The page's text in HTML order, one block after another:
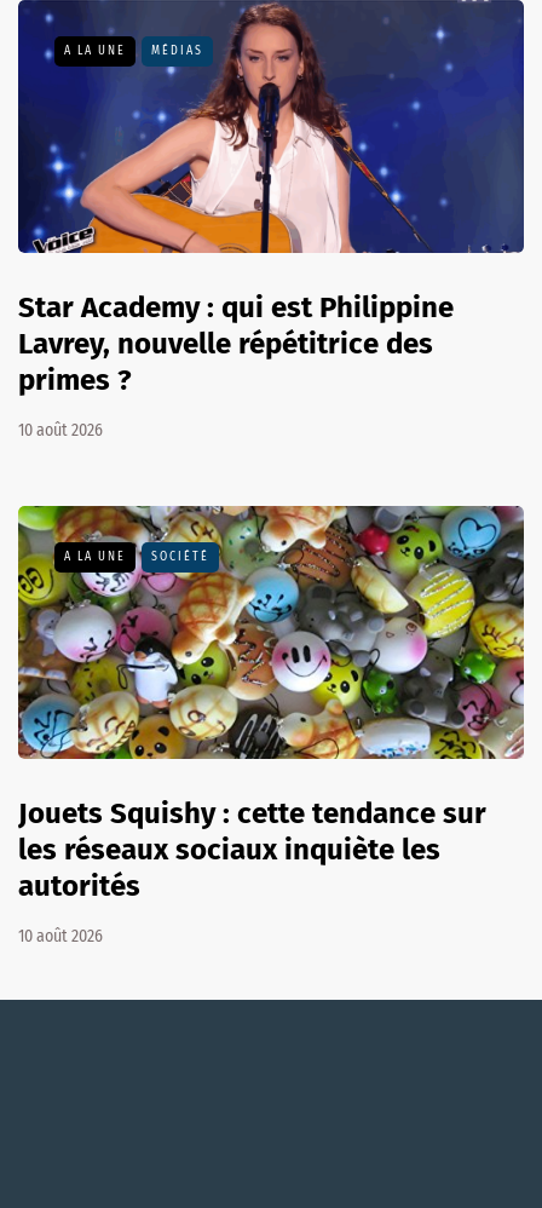
A LA UNE MÉDIAS
Star Academy : qui est Philippine
Lavrey, nouvelle répétitrice des
primes ?
10 août 2026
A LA UNE SOCIÉTÉ
Jouets Squishy : cette tendance sur
les réseaux sociaux inquiète les
autorités
10 août 2026